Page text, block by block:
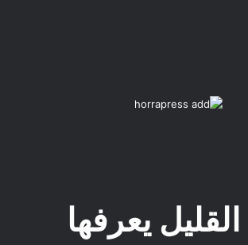
يعرفها